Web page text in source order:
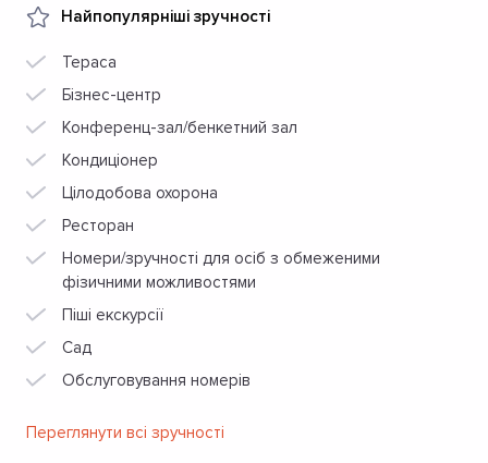
Найпопулярніші зручності
Тераса
Бізнес-центр
Конференц-зал/бенкетний зал
Кондиціонер
Цілодобова охорона
Ресторан
Номери/зручності для осіб з обмеженими
фізичними можливостями
Піші екскурсії
Сад
Обслуговування номерів
Переглянути всі зручності